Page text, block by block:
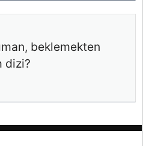
beklemekten
dizi?